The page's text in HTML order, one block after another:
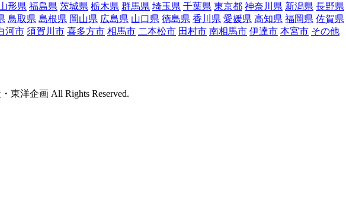
形県 福島県 茨城県 栃木県 群馬県 埼玉県 千葉県 東京都 神奈川県 新潟県 長野県
鳥取県 島根県 岡山県 広島県 山口県 徳島県 香川県 愛媛県 高知県 福岡県 佐賀県
河市 須賀川市 喜多方市 相馬市 二本松市 田村市 南相馬市 伊達市 本宮市 その他
東洋企画 All Rights Reserved.